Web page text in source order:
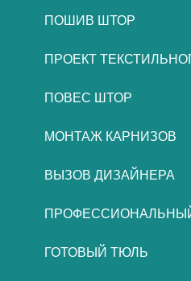
ПОШИВ ШТОР
ПРОЕКТ
ПОВЕС ШТОР
МОНТАЖ КАРНИЗОВ
ВЫЗОВ ДИЗАЙНЕРА
ГОТОВЫЙ ТЮЛЬ